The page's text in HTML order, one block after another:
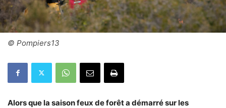
© Pompiers13
Alors que la saison feux de forêt a démarré sur les